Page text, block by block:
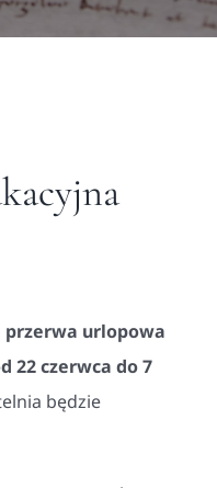
przerwa urlopowa
22 czerwca do 7
będzie